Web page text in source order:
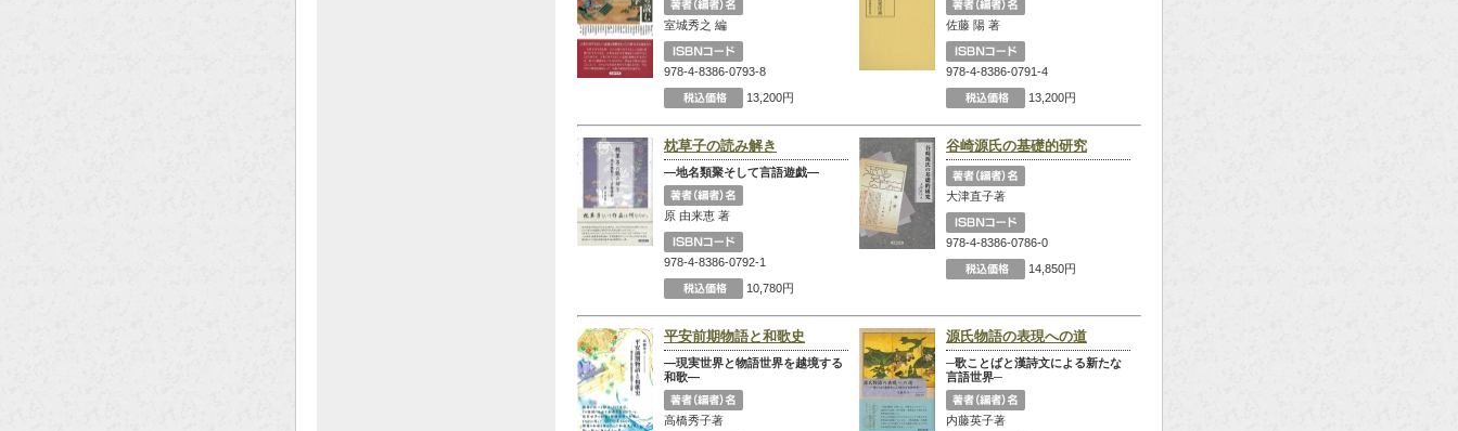
室城秀之 編
978-4-8386-0793-8
13,200円
佐藤 陽 著
978-4-8386-0791-4
13,200円
枕草子の読み解き
―地名類聚そして言語遊戯―
原 由来恵 著
978-4-8386-0792-1
10,780円
谷崎源氏の基礎的研究
大津直子著
978-4-8386-0786-0
14,850円
平安前期物語と和歌史
―現実世界と物語世界を越境する
和歌―
高橋秀子著
源氏物語の表現への道
─歌ことばと漢詩文による新たな
言語世界─
内藤英子著